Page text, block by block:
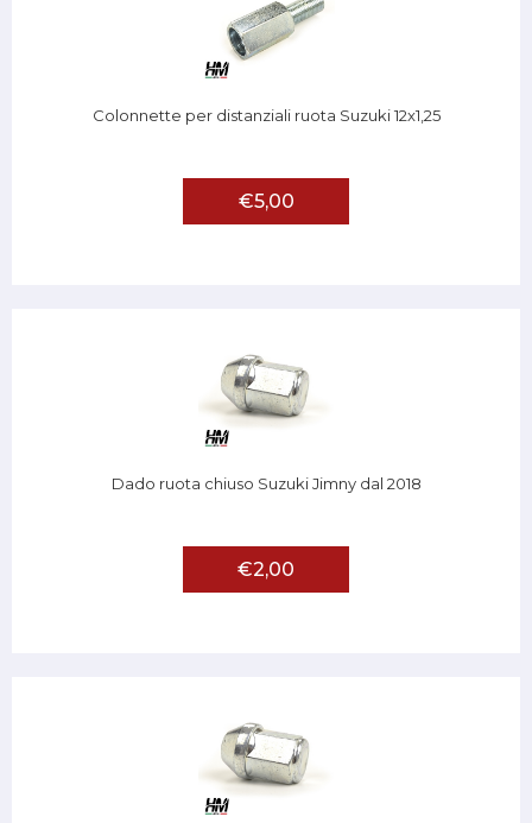
Colonnette per distanziali ruota Suzuki 12x1,25
€5,00
Dado ruota chiuso Suzuki Jimny dal 2018
€2,00